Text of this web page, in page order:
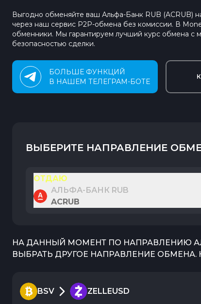
Выгодно обменяйте ваш Альфа-Банк RUB (ACRUB)
через наш сервис P2P-обмена без комиссии. В
обменники. Мы гарантируем лучший курс обмена с
безопасностью сделки.
БОЛЬШЕ ФУНКЦИЙ
В НАШЕМ ТЕЛЕГРАМ-БОТЕ
ВЫБЕРИТЕ НАПРАВЛЕНИЕ
ОТДАЮ
АЛЬФА-БАНК RUB
ACRUB
НА ДАННЫЙ МОМЕНТ ПО НАПРАВЛЕНИЮ
ВЫБРАТЬ ДРУГОЕ НАПРАВЛЕНИЕ
BSV ZELLEUSD